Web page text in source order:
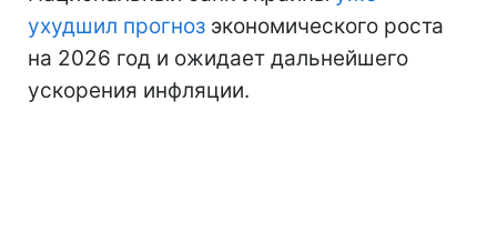
ухудшил прогноз экономического роста
на 2026 год и ожидает дальнейшего
ускорения инфляции.